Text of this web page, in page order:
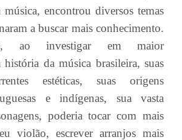
música, encontrou diversos temas
a buscar mais conhecimento.
ao investigar em maior
da música brasileira, suas
estéticas, suas origens
e indígenas, sua vasta
poderia tocar com mais
violão, escrever arranjos mais